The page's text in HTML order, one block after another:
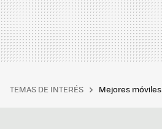
TEMAS DE INTERÉS Mejores móviles